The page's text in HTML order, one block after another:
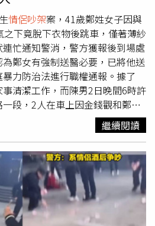
調目前尚未排除任何可能性，全
者生前最後的活動軌跡與確切死
您的痛苦有人願意傾聽，請撥打
乎沒有出路，您並不孤單，請
情侶吵架案，41歲鄭姓女子因與
下竟脫下衣物後跳車，僅著薄紗
忙通知警消，警方獲報後到場處
鄭女有強制送醫必要，已將他送
力防治法進行職權通報。據了
清潔工作，而陳男2日晚間6時許
段，2人在車上因金錢觀和鄭女
生爭吵，鄭女認為陳男沒有適度
，在新埔捷運站附近跳車。路過
於2日晚間板橋氣溫僅10度左
穿上外套，經通報衛生單位，評
必要，已由救護車送往亞東醫院，
。警方調查後確認陳男情緒穩定，
內未發現有違禁物品，警方將陳男
防治法進行職權通報。
繼續閱讀